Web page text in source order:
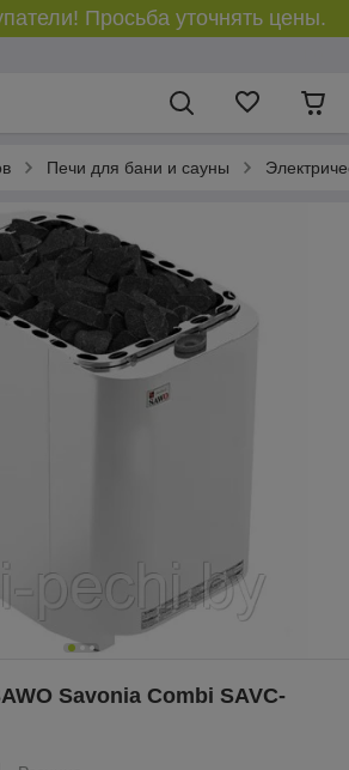
Просьба уточнять цены.
Печи для бани и сауны
Savonia Combi SAVC-